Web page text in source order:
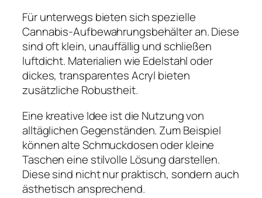
Für unterwegs bieten sich spezielle
Cannabis-Aufbewahrungsbehälter an. Diese
sind oft klein, unauffällig und schließen
luftdicht. Materialien wie Edelstahl oder
dickes, transparentes Acryl bieten
zusätzliche Robustheit.
Eine kreative Idee ist die Nutzung von
alltäglichen Gegenständen. Zum Beispiel
können alte Schmuckdosen oder kleine
Taschen eine stilvolle Lösung darstellen.
Diese sind nicht nur praktisch, sondern auch
ästhetisch ansprechend.